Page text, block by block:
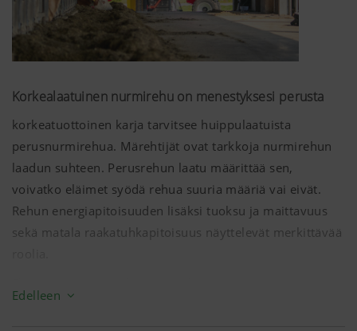
Korkealaatuinen nurmirehu on menestyksesi perusta
korkeatuottoinen karja tarvitsee huippulaatuista
perusnurmirehua. Märehtijät ovat tarkkoja nurmirehun
laadun suhteen. Perusrehun laatu määrittää sen,
voivatko eläimet syödä rehua suuria määriä vai eivät.
Rehun energiapitoisuuden lisäksi tuoksu ja maittavuus
sekä matala raakatuhkapitoisuus näyttelevät merkittävää
perusnurmirehua suuria määriä. Tällöin väkirehun
Edelleen